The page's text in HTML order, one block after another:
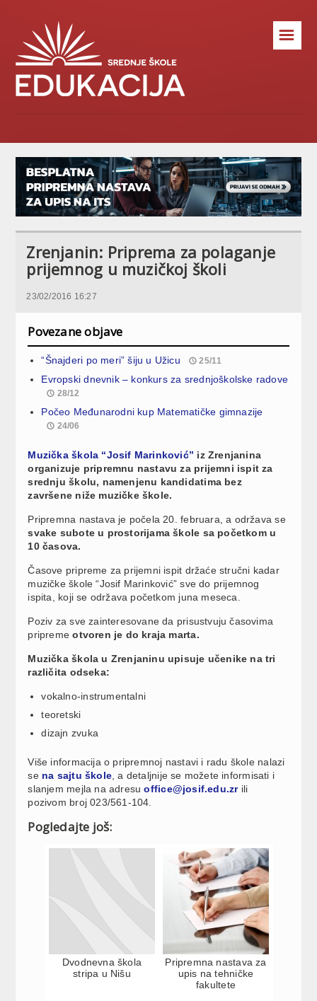
☰
Zrenjanin: Priprema za polaganje
prijemnog u muzičkoj školi
23/02/2016 16:27
Povezane objave
“Šnajderi po meri” šiju u Užicu 25/11
Evropski dnevnik – konkurs za srednjoškolske radove
28/12
Počeo Međunarodni kup Matematičke gimnazije
24/06
Muzička škola “Josif Marinković” iz Zrenjanina
organizuje pripremnu nastavu za prijemni ispit za
srednju školu, namenjenu kandidatima bez
završene niže muzičke škole.
Pripremna nastava je počela 20. februara, a održava se
svake subote u prostorijama škole sa početkom u
10 časova.
Časove pripreme za prijemni ispit držaće stručni kadar
muzičke škole “Josif Marinković” sve do prijemnog
ispita, koji se održava početkom juna meseca.
Poziv za sve zainteresovane da prisustvuju časovima
pripremeotvoren je do kraja marta.
Muzička škola u Zrenjaninu upisuje učenike na tri
različita odseka:
vokalno-instrumentalni
teoretski
dizajn zvuka
Više informacija o pripremnoj nastavi i radu škole nalazi
se na sajtu škole , a detaljnije se možete informisati i
slanjem mejla na adresuoffice@josif.edu.zrili
pozivom broj 023/561-104.
Pogledajte još:
Dvodnevna škola
stripa u Nišu
Pripremna nastava za
upis na tehničke
fakultete